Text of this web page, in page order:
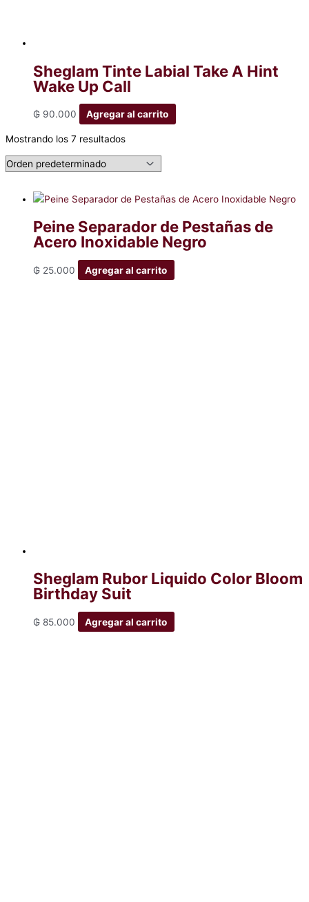
Sheglam Tinte Labial Take A Hint
Wake Up Call
₲ 90.000 Agregar al carrito
Mostrando los 7 resultados
Peine Separador de Pestañas de
Acero Inoxidable Negro
₲ 25.000 Agregar al carrito
Sheglam Rubor Liquido Color Bloom
Birthday Suit
₲ 85.000 Agregar al carrito